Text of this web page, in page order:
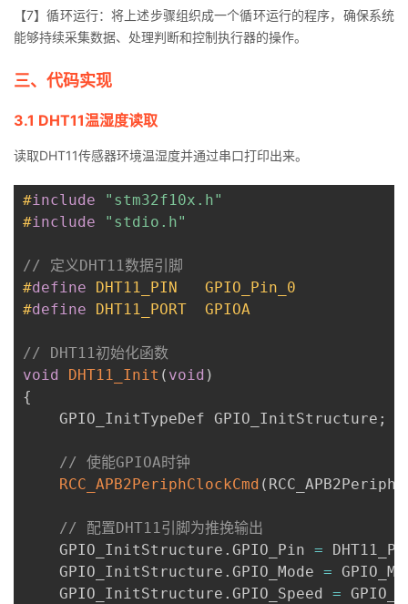
【7】循环运行：将上述步骤组织成一个循环运行的程序，确保系统
能够持续采集数据、处理判断和控制执行器的操作。
三、代码实现
3.1 DHT11温湿度读取
读取DHT11传感器环境温湿度并通过串口打印出来。
#include
"stm32f10x.h"
#include
"stdio.h"
// 定义DHT11数据引脚
#define DHT11_PIN
GPIO_Pin_0
#define DHT11_PORT
GPIOA
// DHT11初始化函数
void
DHT11_Init ( void )
{
    GPIO_InitTypeDef GPIO_InitStructure
;
// 使能GPIOA时钟
RCC_APB2PeriphClockCmd (
// 配置DHT11引脚为推挽输出
    GPIO_InitStructure
. GPIO_Pin =
    GPIO_InitStructure
. GPIO_Mode =
    GPIO_InitStructure
. GPIO_Speed =